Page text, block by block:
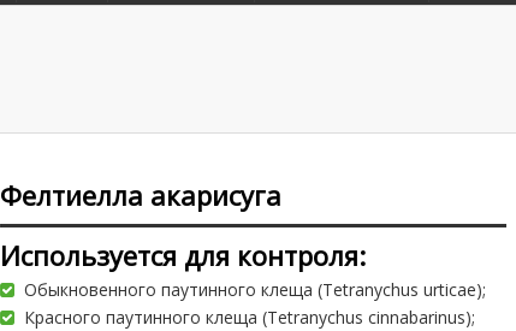
Фелтиелла акарисуга
Используется для контроля:
Обыкновенного паутинного клеща (Tetranychus urticae);
Красного паутинного клеща (Tetranychus cinnabarinus);